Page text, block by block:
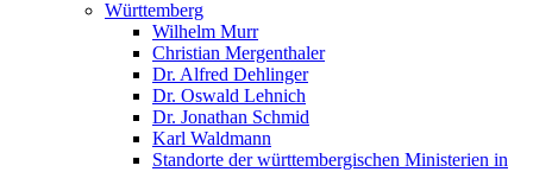
Württemberg
Wilhelm Murr
Christian Mergenthaler
Dr. Alfred Dehlinger
Dr. Oswald Lehnich
Dr. Jonathan Schmid
Karl Waldmann
Standorte der württembergischen Ministerien in